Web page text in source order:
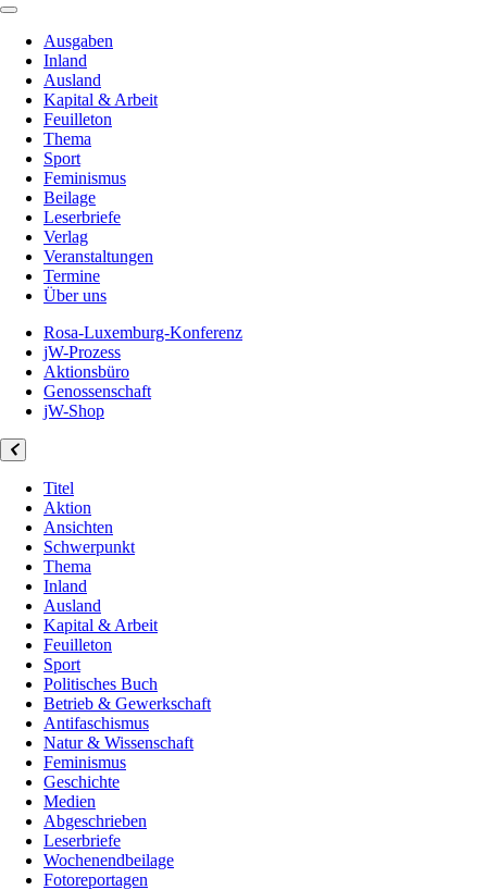
Ausgaben
Inland
Ausland
Kapital & Arbeit
Feuilleton
Thema
Sport
Feminismus
Beilage
Leserbriefe
Verlag
Veranstaltungen
Termine
Über uns
Rosa-Luxemburg-Konferenz
jW-Prozess
Aktionsbüro
Genossenschaft
jW-Shop
Titel
Aktion
Ansichten
Schwerpunkt
Thema
Inland
Ausland
Kapital & Arbeit
Feuilleton
Sport
Politisches Buch
Betrieb & Gewerkschaft
Antifaschismus
Natur & Wissenschaft
Feminismus
Geschichte
Medien
Abgeschrieben
Leserbriefe
Wochenendbeilage
Fotoreportagen